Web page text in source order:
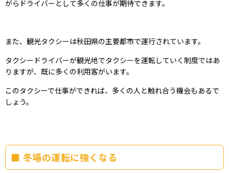
がらドライバーとして多くの仕事が期待できます。
また、観光タクシーは秋田県の主要都市で運行されています。
タクシードライバーが観光地でタクシーを運転していく制度ではあ
りますが、既に多くの利用客がいます。
このタクシーで仕事ができれば、多くの人と触れ合う機会もあるで
しょう。
冬場の運転に強くなる